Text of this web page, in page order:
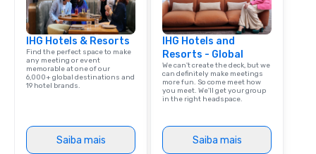
IHG Hotels & Resorts
Find the perfect space to make
any meeting or event
memorable at one of our
6,000+ global destinations and
19 hotel brands.
Saiba mais
IHG Hotels and
Resorts - Global
We can't create the deck, but we
can definitely make meetings
more fun. So come meet how
you meet. We'll get your group
in the right headspace.
Saiba mais